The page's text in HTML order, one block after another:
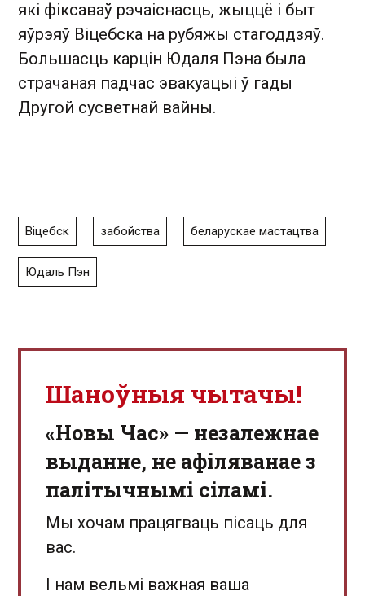
які фіксаваў рэчаіснасць, жыццё і быт
яўрэяў Віцебска на рубяжы стагоддзяў.
Большасць карцін Юдаля Пэна была
страчаная падчас эвакуацыі ў гады
Другой сусветнай вайны.
Віцебск забойства беларускае мастацтва
Юдаль Пэн
Шаноўныя чытачы!
«Новы Час» — незалежнае
выданне, не афіляванае з
палітычнымі сіламі.
Мы хочам працягваць пісаць для
вас.
І нам вельмі важная ваша